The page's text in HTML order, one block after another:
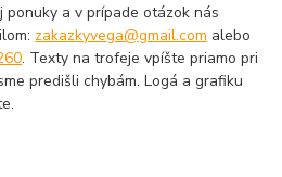
a v prípade otázok nás
zakazkyvega@gmail.com alebo
. Texty na trofeje vpíšte priamo pri
predišli chybám. Logá a grafiku